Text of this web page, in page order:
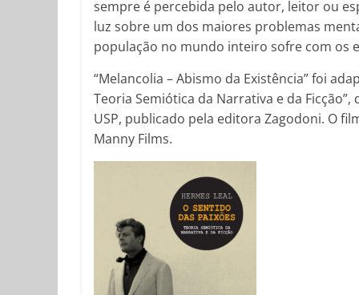
sempre é percebida pelo autor, leitor ou
luz sobre um dos maiores problemas
população no mundo inteiro sofre com os
“Melancolia – Abismo da Existência” foi
Teoria Semiótica da Narrativa e da
USP, publicado pela editora Zagodoni. O
Manny Films.